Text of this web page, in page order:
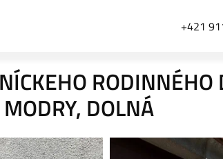
+421
RODINNÉHO
DOLNÁ